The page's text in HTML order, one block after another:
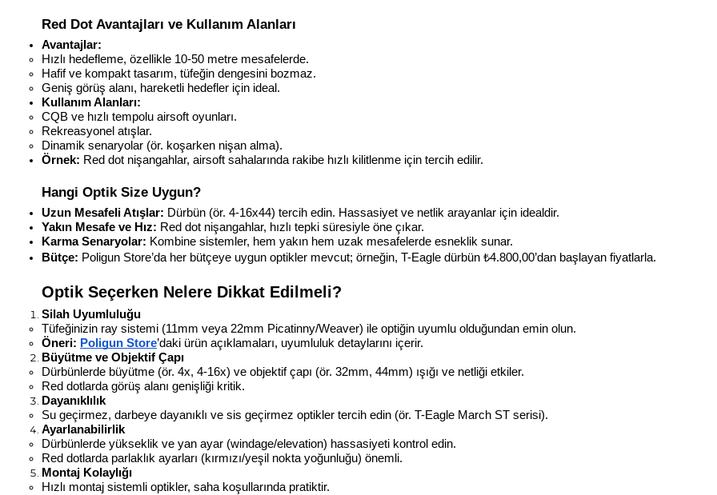
Red Dot Avantajları ve Kullanım Alanları
Avantajlar:
Hızlı hedefleme, özellikle 10-50 metre mesafelerde.
Hafif ve kompakt tasarım, tüfeğin dengesini bozmaz.
Geniş görüş alanı, hareketli hedefler için ideal.
Kullanım Alanları:
CQB ve hızlı tempolu airsoft oyunları.
Rekreasyonel atışlar.
Dinamik senaryolar (ör. koşarken nişan alma).
Örnek: Red dot nişangahlar, airsoft sahalarında rakibe hızlı kilitlenme için tercih edilir.
Hangi Optik Size Uygun?
Uzun Mesafeli Atışlar: Dürbün (ör. 4-16x44) tercih edin. Hassasiyet ve netlik arayanlar için idealdir.
Yakın Mesafe ve Hız: Red dot nişangahlar, hızlı tepki süresiyle öne çıkar.
Karma Senaryolar: Kombine sistemler, hem yakın hem uzak mesafelerde esneklik sunar.
Bütçe: Poligun Store’da her bütçeye uygun optikler mevcut; örneğin, T-Eagle dürbün ₺4.800,00’dan başlayan fiyatlarla.
Optik Seçerken Nelere Dikkat Edilmeli?
Silah Uyumluluğu
Tüfeğinizin ray sistemi (11mm veya 22mm Picatinny/Weaver) ile optiğin uyumlu olduğundan emin olun.
Öneri: Poligun Store’daki ürün açıklamaları, uyumluluk detaylarını içerir.
Büyütme ve Objektif Çapı
Dürbünlerde büyütme (ör. 4x, 4-16x) ve objektif çapı (ör. 32mm, 44mm) ışığı ve netliği etkiler.
Red dotlarda görüş alanı genişliği kritik.
Dayanıklılık
Su geçirmez, darbeye dayanıklı ve sis geçirmez optikler tercih edin (ör. T-Eagle March ST serisi).
Ayarlanabilirlik
Dürbünlerde yükseklik ve yan ayar (windage/elevation) hassasiyeti kontrol edin.
Red dotlarda parlaklık ayarları (kırmızı/yeşil nokta yoğunluğu) önemli.
Montaj Kolaylığı
Hızlı montaj sistemli optikler, saha koşullarında pratiktir.